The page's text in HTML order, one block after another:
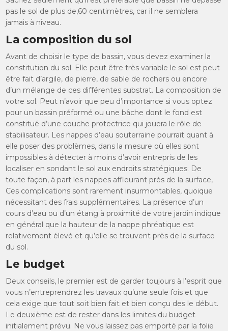
pas le sol de plus de,60 centimètres, car il ne semblera
jamais à niveau.
La composition du sol
Avant de choisir le type de bassin, vous devez examiner la
constitution du sol. Elle peut être très variable le sol est peut
être fait d’argile, de pierre, de sable de rochers ou encore
d’un mélange de ces différentes substrat. La composition de
votre sol. Peut n’avoir que peu d’importance si vous optez
pour un bassin préformé ou une bâche dont le fond est
constitué d’une couche protectrice qui jouera le rôle de
stabilisateur. Les nappes d’eau souterraine pourrait quant à
elle poser des problèmes, dans la mesure où elles sont
impossibles à détecter à moins d’avoir entrepris de les
localiser en sondant le sol aux endroits stratégiques. De
toute façon, à part les nappes affleurant près de la surface,
Ces complications sont rarement insurmontables, quoique
nécessitant des frais supplémentaires. La présence d’un
cours d’eau ou d’un étang à proximité de votre jardin indique
en général que la hauteur de la nappe phréatique est
relativement élevé et qu’elle se trouvent près de la surface
du sol.
Le budget
Deux conseils, le premier est de garder toujours à l’esprit que
vous n’entreprendrez les travaux qu’une seule fois et que
cela exige que tout soit bien fait et bien conçu des le début.
Le deuxième est de rester dans les limites du budget
initialement prévu. Ne vous laissez pas emporté par la folie